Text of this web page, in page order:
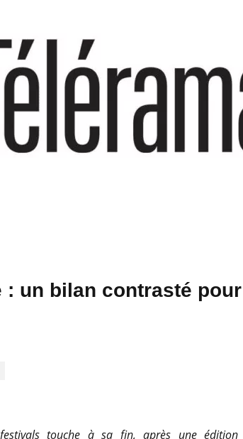
: un bilan contrasté
touche à sa fin, après une édition